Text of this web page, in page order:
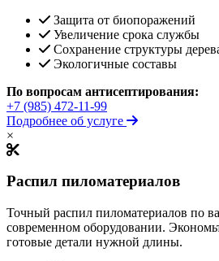
Защита от биопоражений
Увеличение срока службы
Сохранение структуры
Экологичные составы
По вопросам антисептирования:
+7 (985) 472-11-99
Подробнее об услуге
×
Распил пиломатериалов
Точный распил пиломатериалов по
современном оборудовании.
готовые детали нужной длины.